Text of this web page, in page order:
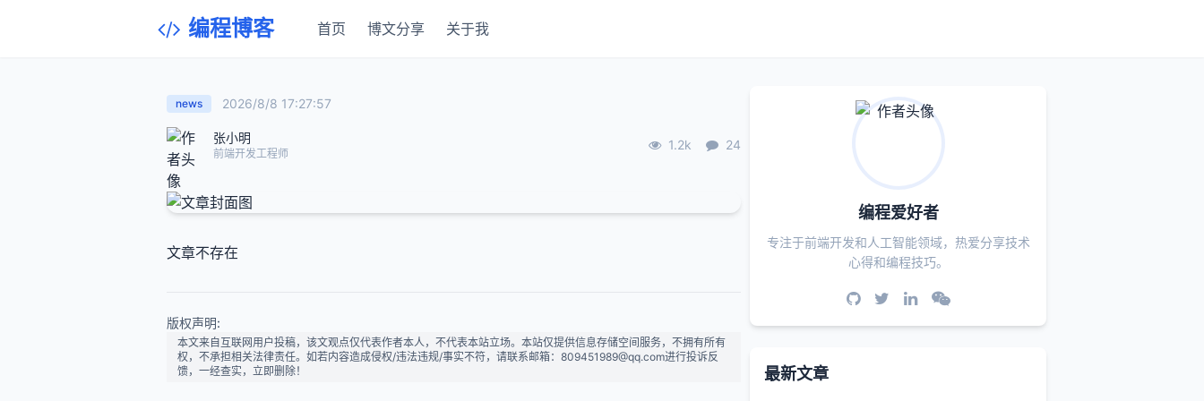
编程博客 首页 博文分享 关于我
news 2026/8/8 17:27:57
张小明
前端开发工程师
1.2k 24
文章不存在
版权声明:
本文来自互联网用户投稿，该文观点仅代表作者本人，不代表本站立场。本站仅提供信息存储空间服务，不拥有所有
权，不承担相关法律责任。如若内容造成侵权/违法违规/事实不符，请联系邮箱：809451989@qq.com进行投诉反
馈，一经查实，立即删除！
编程爱好者
专注于前端开发和人工智能领域，热爱分享技术
心得和编程技巧。
最新文章